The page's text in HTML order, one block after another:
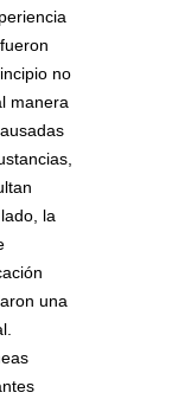
no
manera
la
una